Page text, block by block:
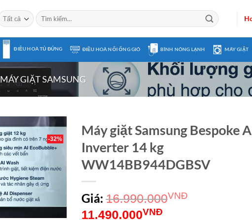
Tìm
kiếm:
ĐIỀU HOÀ TỦ ĐỨNG ĐIỀU HOÀ NỐI ỐNG GIÓ BÌNH NÓNG LẠNH MÁY GIẶT
MÁY GIẶT SAMSUNG
-32%
Máy giặt Samsung Bespoke
Inverter 14 kg
WW14BB944DGBSV
Giá: 16.990.000VNĐ
Giá
11.490.000VNĐGiá